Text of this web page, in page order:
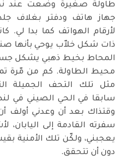
طاولة صغيرة وضعت عند
جهاز هاتف ودفتر بغلاف
لأرقام الهواتف كما بدا لي.
ذات شكل خلاّب يوحي بأنها
المحاط بخيط ذهبي يشكل
محيط الطاولة. كم من مّرة
مثل تلك التحف الجميلة
سابقا في الحي الصيني في
وقتذاك بعد أن وعدني أولف
سفرته القادمة إلى
يعجبني، ولكّن تلك الأمنية
دون أن تتحقق.